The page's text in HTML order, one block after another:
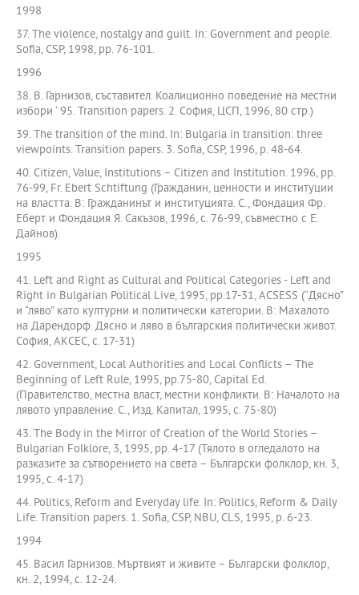
1998
37. The violence, nostalgy and guilt. In: Government and people.
Sofia, CSP, 1998, pp. 76-101.
1996
38. В. Гарнизов, съставител. Коалиционно поведение на местни
избори ‘ 95. Transition papers. 2. София, ЦСП, 1996, 80 стр.)
39. The transition of the mind. In: Bulgaria in transition: three
viewpoints. Transition papers. 3. Sofia, CSP, 1996, p. 48-64.
40. Citizen, Value, Institutions – Citizen and Institution. 1996, pp.
76-99, Fr. Ebert Schtiftung (Гражданин, ценности и институции
на властта. В: Гражданинът и институцията. С., Фондация Фр.
Еберт и Фондация Я. Сакъзов, 1996, с. 76-99, съвместно с Е.
Дайнов).
1995
41. Left and Right as Cultural and Political Categories - Left and
Right in Bulgarian Political Live, 1995, pp.17-31, ACSESS (“Дясно”
и “ляво” като културни и политически категории. В: Махалото
на Дарендорф. Дясно и ляво в българския политически живот.
София, АКСЕС, с. 17-31)
42. Government, Local Authorities and Local Conflicts – The
Beginning of Left Rule, 1995, pp.75-80, Capital Ed.
(Правителство, местна власт, местни конфликти. В: Началото на
лявото управление. С., Изд. Капитал, 1995, с. 75-80)
43. The Body in the Mirror of Creation of the World Stories –
Bulgarian Folklore, 3, 1995, pp. 4-17 (Тялото в огледалото на
разказите за сътворението на света – Български фолклор, кн. 3,
1995, с. 4-17)
44. Politics, Reform and Everyday life. In: Politics, Reform & Daily
Life. Transition papers. 1. Sofia, CSP, NBU, CLS, 1995, p. 6-23.
1994
45. Васил Гарнизов. Мъртвият и живите – Български фолклор,
кн. 2, 1994, с. 12-24.